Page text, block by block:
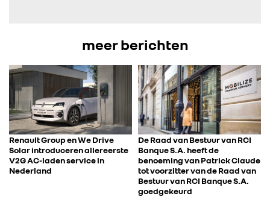
meer berichten
Renault Group en We Drive
Solar introduceren allereerste
V2G AC-laden service in
Nederland
De Raad van Bestuur van RCI
Banque S.A. heeft de
benoeming van Patrick Claude
tot voorzitter van de Raad van
Bestuur van RCI Banque S.A.
goedgekeurd